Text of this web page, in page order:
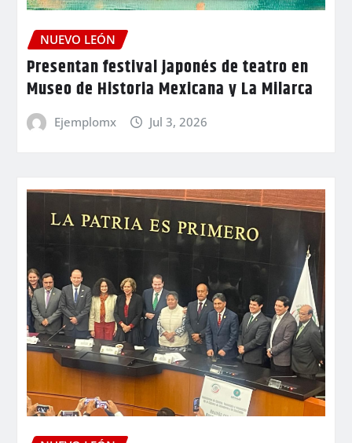
NUEVO LEÓN
Presentan festival japonés de teatro en
Museo de Historia Mexicana y La Milarca
Ejemplomx Jul 3, 2026